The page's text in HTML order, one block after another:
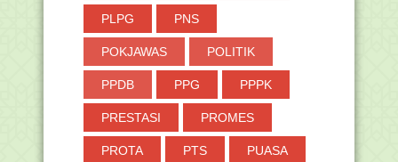
PLPG PNS
POKJAWAS POLITIK
PPDB PPG PPPK
PRESTASI PROMES
PROTA PTS PUASA